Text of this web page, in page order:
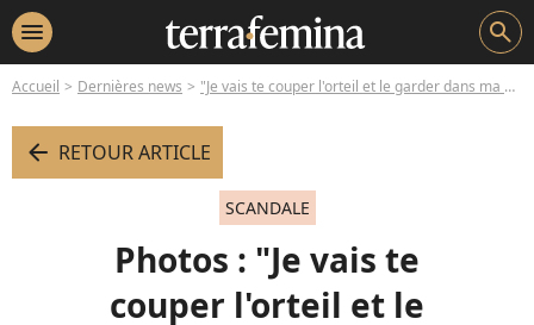
menu search
Accueil Dernières news "Je vais te couper l'orteil et le garder dans ma poche" : accusée de cannibalisme et de viols, cette star confesse "des fantasmes"
arrow_left RETOUR ARTICLE
SCANDALE
Photos : "Je vais te
couper l'orteil et le